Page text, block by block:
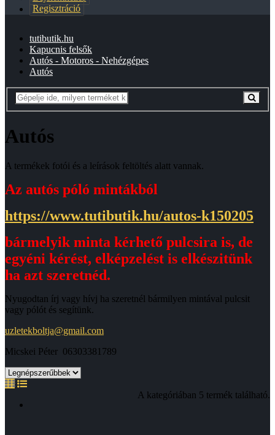
Regisztráció
tutibutik.hu
Kapucnis felsők
Autós - Motoros - Nehézgépes
Autós
Autós
A termékek fotói és a leírások feltöltés alatt vannak.
Az autós póló mintákból
https://www.tutibutik.hu/autos-k150205
bármelyik minta kérhető pulcsira is, de
egyéni kérést, elképzelést is elkészitünk
ha azt szeretnéd.
Nyugodtan írj vagy hívj ha szeretnél bármilyen mintával pulcsit
vagy pólót és segítünk.
uzletekboltja@gmail.com
Micskei Péter 06303381789
A kategóriában 5 termék található.